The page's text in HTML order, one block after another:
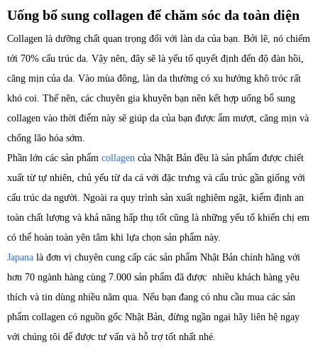
Uống bổ sung collagen để chăm sóc da toàn diện
Collagen là dưỡng chất quan trọng đối với làn da của bạn. Bởi lẽ, nó chiếm
tới 70% cấu trúc da. Vậy nên, đây sẽ là yếu tố quyết định đến độ đàn hồi,
căng mịn của da. Vào mùa đông, làn da thường có xu hướng khô tróc rất
khó coi. Thế nên, các chuyên gia khuyên bạn nên kết hợp uống bổ sung
collagen vào thời điểm này sẽ giúp da của bạn được ẩm mượt, căng mịn và
chống lão hóa sớm.
Phần lớn các sản phẩm collagen của Nhật Bản đều là sản phẩm được chiết
xuất từ tự nhiên, chủ yếu từ da cá với đặc trưng và cấu trúc gần giống với
cấu trúc da người. Ngoài ra quy trình sản xuất nghiêm ngặt, kiểm định an
toàn chất lượng và khả năng hấp thụ tốt cũng là những yếu tố khiến chị em
có thể hoàn toàn yên tâm khi lựa chọn sản phẩm này.
Japana là đơn vị chuyên cung cấp các sản phẩm Nhật Bản chính hãng với
hơn 70 ngành hàng cùng 7.000 sản phẩm đã được nhiều khách hàng yêu
thích và tin dùng nhiều năm qua. Nếu bạn đang có nhu cầu mua các sản
phẩm collagen có nguồn gốc Nhật Bản, đừng ngần ngại hãy liên hệ ngay
với chúng tôi để được tư vấn và hỗ trợ tốt nhất nhé.